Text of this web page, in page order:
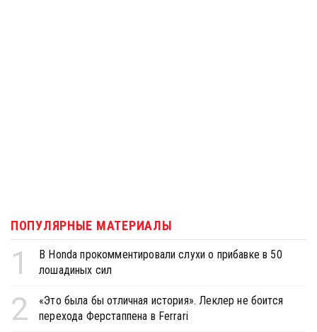
ПОПУЛЯРНЫЕ МАТЕРИАЛЫ
1
В Honda прокомментировали слухи о прибавке в 50
лошадиных сил
2
«Это была бы отличная история». Леклер не боится
перехода Ферстаппена в Ferrari